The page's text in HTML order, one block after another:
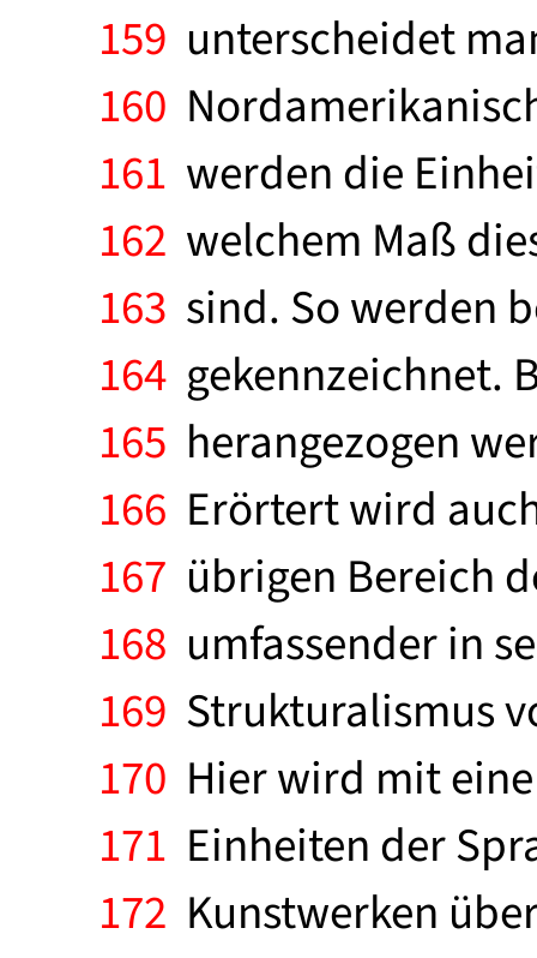
159 unterscheidet
160
161 werden die
162 welchem Maß
163 sind. So werden
164 gekennzeichnet.
165 herangezogen
166 Erörtert wird
167 übrigen Bereich
168 umfassender in
169 Strukturalismus
170 Hier wird mit
171 Einheiten der
172 Kunstwerken